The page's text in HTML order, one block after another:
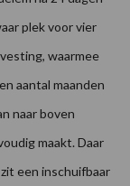
plek voor vier
waarmee
aantal maanden
naar boven
maakt. Daar
een inschuifbaar